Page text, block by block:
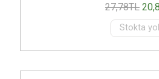
27,78TL 20
Stokta